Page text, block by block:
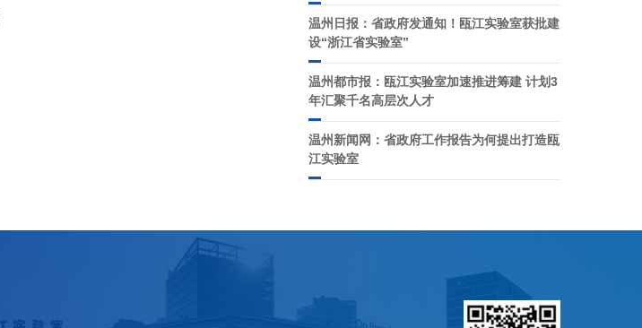
温州日报：省政府发通知！瓯江实验室获批建
设“浙江省实验室”
温州都市报：瓯江实验室加速推进筹建 计划3
年汇聚千名高层次人才
温州新闻网：省政府工作报告为何提出打造瓯
江实验室